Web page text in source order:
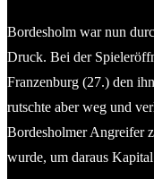
Bordesholm war nun
Druck. Bei der
Franzenburg (27.) den
rutschte aber weg und
Bordesholmer Angreifer
wurde, um daraus